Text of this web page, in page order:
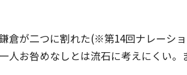
倉が二つに割れた(※第14回ナレーシ
人お咎めなしとは流石に考えにくい。